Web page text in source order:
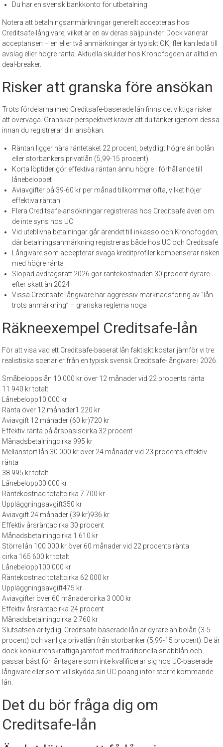
Du har en svensk bankkonto för utbetalning
Notera att betalningsanmärkningar generellt accepteras hos
Creditsafe-långivare, vilket är en av deras säljpunkter. Dock varierar
acceptansen – en eller två anmärkningar är typiskt OK, fler kan leda till
avslag eller högre ränta. Aktuella skulder hos Kronofogden är alltid en
deal-breaker.
Risker att granska före ansökan
Trots fördelarna med Creditsafe-baserade lån finns det viktiga risker
att överväga. Granskar-perspektivet kräver att du tänker igenom dessa
innan du registrerar din ansökan.
Räntan ligger nära räntetaket 22 procent, betydligt högre än bolån
eller storbankers privatlån (5,99-15 procent)
Korta löptider gör effektiva räntan ännu högre i förhållande till
lånebeloppet
Aviavgifter på 39-60 kr per månad tillkommer ofta, vilket höjer
effektiva räntan
Flera Creditsafe-ansökningar registreras hos Creditsafe även om
de inte syns hos UC
Vid uteblivna betalningar går ärendet till inkasso och Kronofogden,
där betalningsanmärkning registreras både hos UC och Creditsafe
Långivare som accepterar svaga kreditprofiler kompenserar risken
med högre ränta
Slopad avdragsrätt 2026 gör räntekostnaden 30 procent dyrare
efter skatt än 2024
Vissa Creditsafe-långivare har aggressiv marknadsföring av ”lån
trots anmärkning” – granska reglerna noga
Räkneexempel Creditsafe-lån
För att visa vad ett Creditsafe-baserat lån faktiskt kostar jämför vi tre
realistiska scenarier från en typisk svensk Creditsafe-långivare i 2026.
Småbeloppslån 10 000 kr över 12 månader vid 22 procents ränta
11 940 kr totalt
Lånebelopp10 000 kr
Ränta över 12 månader1 220 kr
Aviavgift 12 månader (60 kr)720 kr
Effektiv ränta på årsbasiscirka 32 procent
Månadsbetalningcirka 995 kr
Mellanstort lån 30 000 kr över 24 månader vid 23 procents effektiv
ränta
38 995 kr totalt
Lånebelopp30 000 kr
Räntekostnad totaltcirka 7 700 kr
Uppläggningsavgift350 kr
Aviavgift 24 månader (39 kr)936 kr
Effektiv årsräntacirka 30 procent
Månadsbetalningcirka 1 610 kr
Större lån 100 000 kr över 60 månader vid 22 procents ränta
cirka 165 600 kr totalt
Lånebelopp100 000 kr
Räntekostnad totaltcirka 62 000 kr
Uppläggningsavgift475 kr
Aviavgifter över 60 månadercirka 3 000 kr
Effektiv årsräntacirka 24 procent
Månadsbetalningcirka 2 760 kr
Slutsatsen är tydlig. Creditsafe-baserade lån är dyrare än bolån (3-5
procent) och vanliga privatlån från storbanker (5,99-15 procent). De är
dock konkurrenskraftiga jämfört med traditionella snabblån och
passar bäst för låntagare som inte kvalificerar sig hos UC-baserade
långivare eller som vill skydda sin UC-poäng inför större kommande
lån.
Det du bör fråga dig om
Creditsafe-lån